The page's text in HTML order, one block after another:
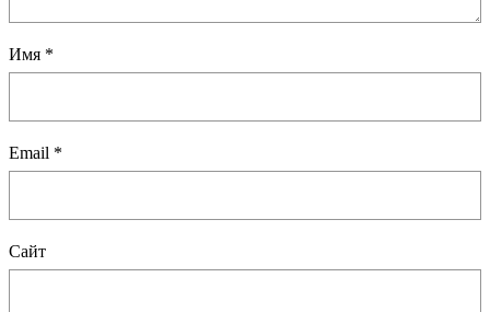
Имя *
Email *
Сайт